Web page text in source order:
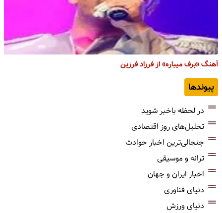
آهنگ «برف میباره» از فرزاد فرزین
پیوندها
در لحظه باخبر شوید
تحلیل‌های روز اقتصادی
جنجالی‌ترین اخبار حوادث
ترانه و موسیقی
اخبار ایران و جهان
دنیای فناوری
دنیای ورزش